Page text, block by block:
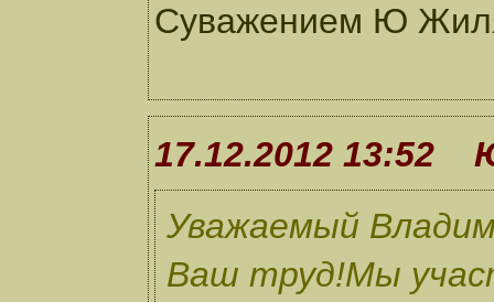
Суважением Ю
17.12.2012 13:52
Уважаемый
Ваш труд!Мы